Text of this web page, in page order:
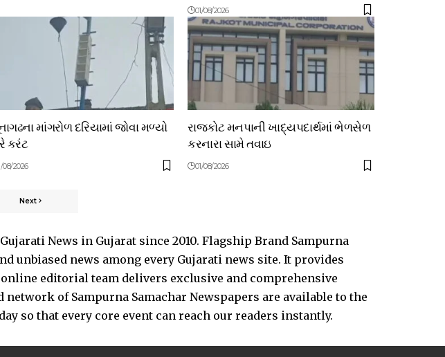
01/08/2026
માંગરોળ દરિયામાં જોવા મળ્યો
કરંટ
08/2026
રાજકોટ મનપાની ખાદ્યપદાર્થમાં ભેળસેળ
કરનારા સામે તવાઇ
01/08/2026
Next
News in Gujarat since 2010. Flagship Brand Sampurna
unbiased news among every Gujarati news site. It provides
editorial team delivers exclusive and comprehensive
of Sampurna Samachar Newspapers are available to the
so that every core event can reach our readers instantly.